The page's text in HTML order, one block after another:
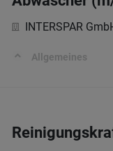
INTERSPAR
Allgemeines